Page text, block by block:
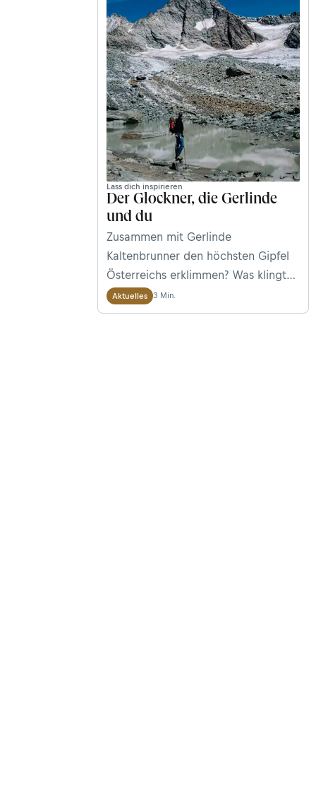
Trainingsplan. Hier erfährst du, wie
du dich richtig auf die Besteigung
des Großglockners vorbereitest.
Lass dich inspirieren
Der Glockner, die Gerlinde
und du
Zusammen mit Gerlinde
Kaltenbrunner den höchsten Gipfel
Österreichs erklimmen? Was klingt
wie der Traum eines jeden
Bergsteigers war das Ziel unserer
Aktuelles 3 Min.